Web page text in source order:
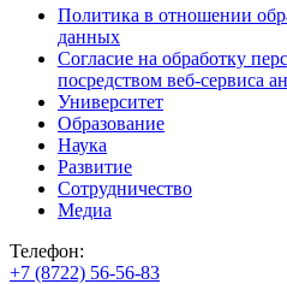
Политика в отношении
данных
Согласие на обработку
посредством веб-сервиса
Университет
Образование
Наука
Развитие
Сотрудничество
Медиа
Телефон:
+7 (8722) 56-56-83